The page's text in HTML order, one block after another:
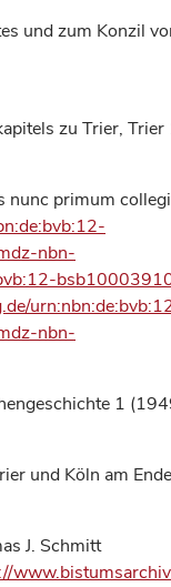
und zum Konzil
zu Trier,
nunc primum
nbn-
nbn-
1
und Köln am
J. Schmitt